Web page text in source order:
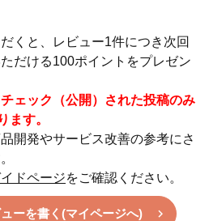
くと、レビュー1件につき次回
だける100ポイントをプレゼン
ェック（公開）された投稿のみ
ます。
開発やサービス改善の参考にさ
ドページをご確認ください。
ーを書く(マイページへ)